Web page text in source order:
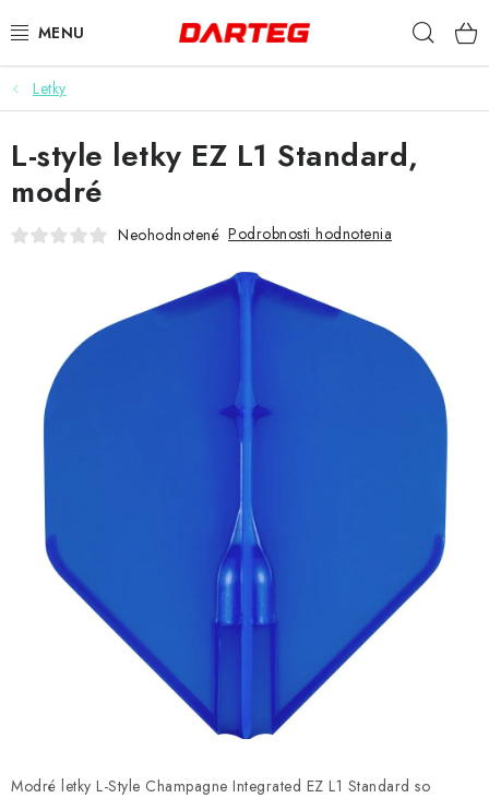
na
ŠÍPKY
TERČE
DOPLNKY K TERČU
HROTY
PRÍSLUŠENSTVO
OBLEČENIE
DARČEKOVÉ POUKAZY
Letky
Modré letky L-Style Champagne Integrated EZ L1 Standard so
L-style letky EZ L1 Standard,
modré
Neohodnotené Podrobnosti hodnotenia